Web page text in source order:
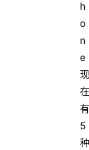
h
o
n
e
现
在
有
5
种